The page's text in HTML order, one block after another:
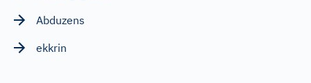
Abduzens
ekkrin